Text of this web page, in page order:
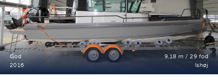
God
9,18 m / 29 fod
2016
Ishøj